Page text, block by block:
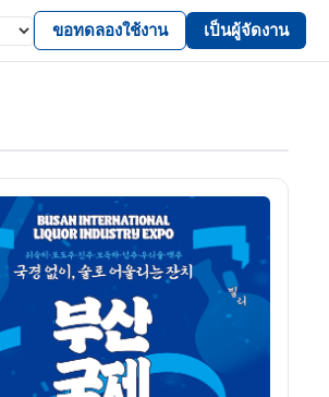
ขอทดลองใช้งาน เป็นผู้จัดงาน
D-8